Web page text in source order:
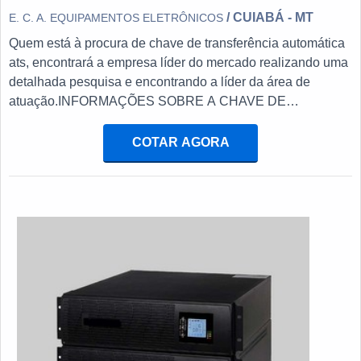
E. C. A. EQUIPAMENTOS ELETRÔNICOS / CUIABÁ - MT
Quem está à procura de chave de transferência automática
ats, encontrará a empresa líder do mercado realizando uma
detalhada pesquisa e encontrando a líder da área de
atuação.INFORMAÇÕES SOBRE A CHAVE DE
chave de transferência automática ats em uma empresa
inovadora, acha o site da E. C. A. Equipamentos
Eletrônicos. Na companhia é possível encontrar
para gerador, focando em tecnologia e desenvolvimento no
ter a exatidão em orçar com empresas que prezam por
produtos e serviços que tenham ótima qualidade e precisão,
detalhes que passam despercebidos e podem gerar
prejuízo futuros para os clientes.É importante lembrar que o
produto deve sempre ser adquirido com empresas
COTAR AGORA